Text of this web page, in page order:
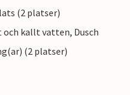
(2 platser)
och kallt vatten, Dusch
(2 platser)